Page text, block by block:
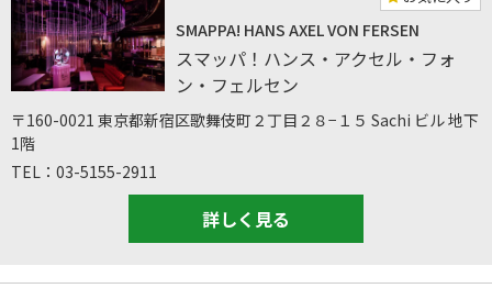
SMAPPA! HANS AXEL VON FERSEN
スマッパ！ハンス・アクセル・フォ
ン・フェルセン
〒160-0021 東京都新宿区歌舞伎町２丁目２８−１５ Sachi ビル 地下
1階
TEL：03-5155-2911
詳しく見る